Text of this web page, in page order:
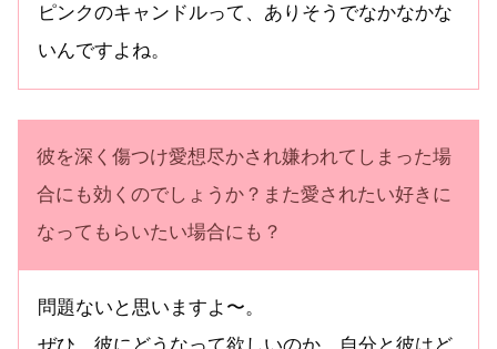
ピンクのキャンドルって、ありそうでなかなかな
いんですよね。
彼を深く傷つけ愛想尽かされ嫌われてしまった場
合にも効くのでしょうか？また愛されたい好きに
なってもらいたい場合にも？
問題ないと思いますよ〜。